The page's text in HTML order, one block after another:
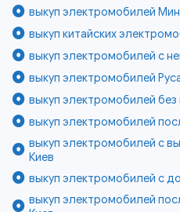
выкуп электромобилей
выкуп китайских
выкуп электромобилей с
выкуп электромобилей
выкуп электромобилей без
выкуп электромобилей
выкуп электромобилей с
Киев
выкуп электромобилей с
выкуп электромобилей